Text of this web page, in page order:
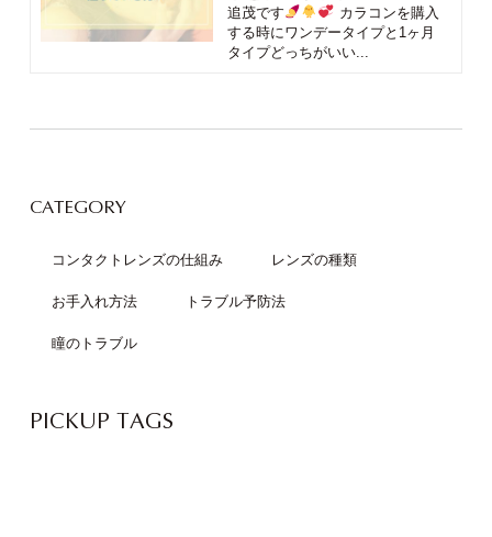
追茂です
カラコンを購入
する時にワンデータイプと1ヶ月
タイプどっちがいい...
CATEGORY
コンタクトレンズの仕組み レンズの種類
お手入れ方法 トラブル予防法
瞳のトラブル
PICKUP TAGS